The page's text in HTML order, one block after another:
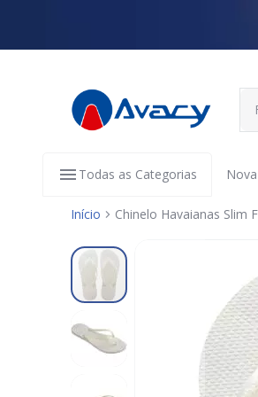
Todas as Categorias
Início
Chinelo Havaianas Slim
Pular
para
o
final
da
Galeria